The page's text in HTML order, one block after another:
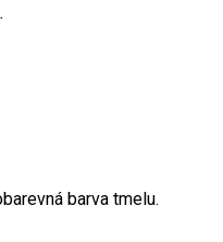
barva tmelu.